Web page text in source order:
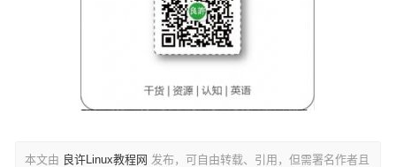
本文由 良许Linux教程网 发布，可自由转载、引用，但需署名作者且